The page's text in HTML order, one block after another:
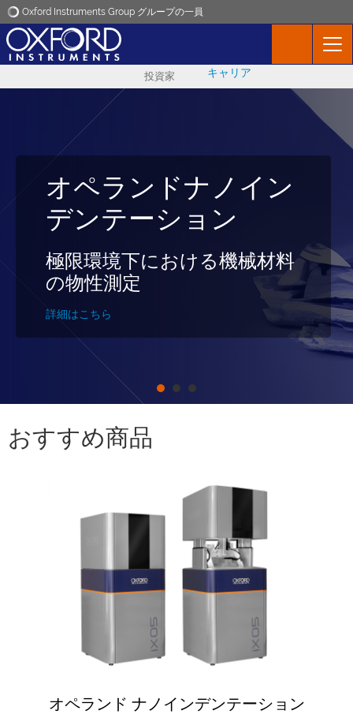
Oxford Instruments Group グループの一員
アプリケーション
ニュース
イベント
投資家 キャリア
オペランドナノイン
デンテーション
極限環境下における機械材料
の物性測定
詳細はこちら
機械的な顕微鏡法
視化
ナノスケール機械試
験
特定の領域または界面の破断
靭性を定量化
詳細はこちら
おすすめ商品
オペランド ナノインデンテーション